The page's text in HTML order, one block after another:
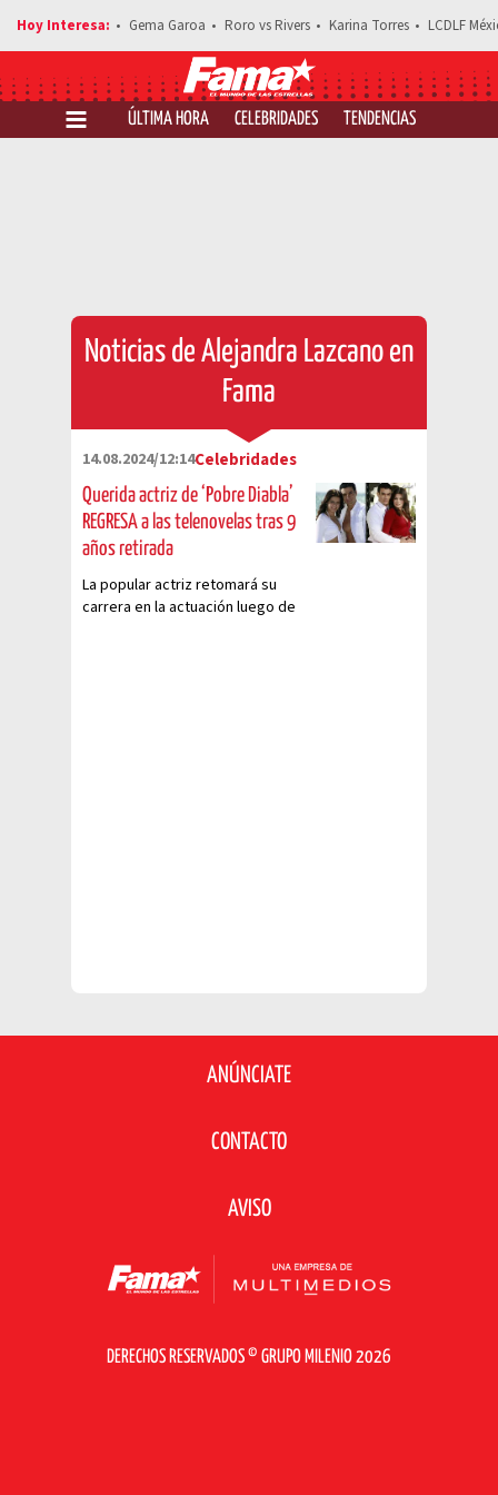
Gema Garoa Roro vs Rivers Karina Torres LCDLF
ÚLTIMA HORA CELEBRIDADES TENDENCIAS
Noticias de Alejandra Lazcano en
Fama
14.08.2024/12:14Celebridades
Querida actriz de ‘Pobre Diabla’
REGRESA a las telenovelas tras 9
años retirada
La popular actriz retomará su
carrera en la actuación luego de
ANÚNCIATE
CONTACTO
AVISO
DERECHOS RESERVADOS © GRUPO MILENIO 2026